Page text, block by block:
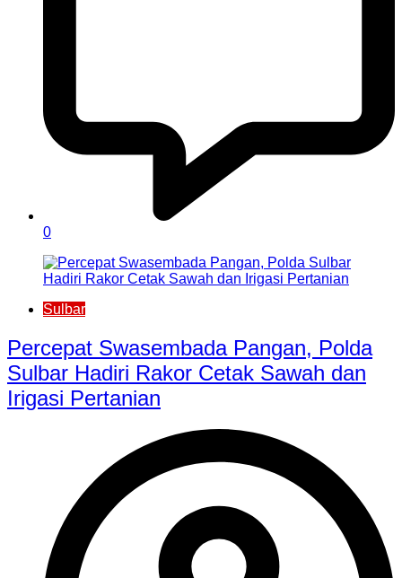
0
Sulbar
Percepat Swasembada Pangan, Polda
Sulbar Hadiri Rakor Cetak Sawah dan
Irigasi Pertanian